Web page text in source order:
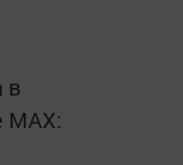
в
MАХ: